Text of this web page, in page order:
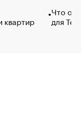
квартир
Что
для